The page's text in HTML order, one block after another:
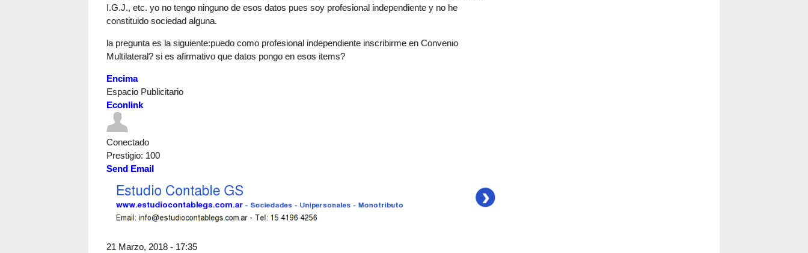
I.G.J., etc. yo no tengo ninguno de esos datos pues soy profesional independiente y no he
constituido sociedad alguna.
la pregunta es la siguiente:puedo como profesional independiente inscribirme en Convenio
Multilateral? si es afirmativo que datos pongo en esos items?
Encima
Espacio Publicitario
Econlink
Conectado
Prestigio: 100
Send Email
21 Marzo, 2018 - 17:35